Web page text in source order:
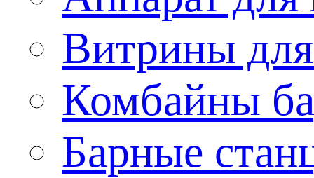
Витрины
Комбайны
Барные